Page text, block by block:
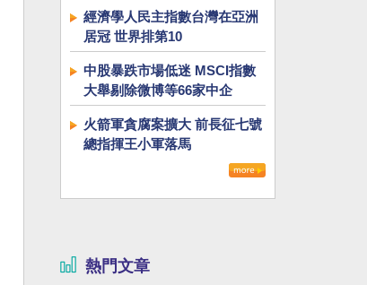
經濟學人民主指數台灣在亞洲
居冠 世界排第10
中股暴跌市場低迷 MSCI指數
大舉剔除微博等66家中企
火箭軍貪腐案擴大 前長征七號
總指揮王小軍落馬
熱門文章